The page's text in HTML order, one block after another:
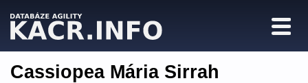
Cassiopea Mária Sirrah